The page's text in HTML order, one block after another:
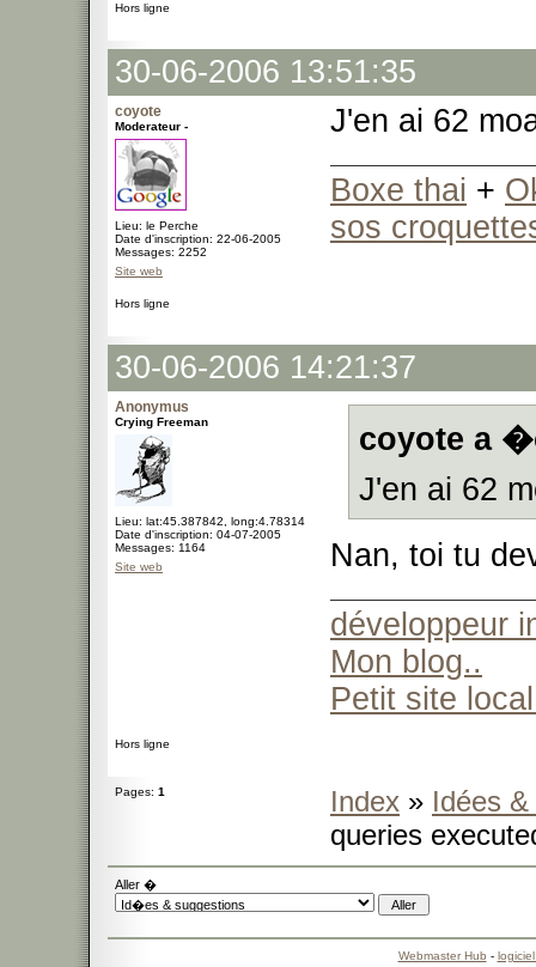
Hors ligne
30-06-2006 13:51:35
coyote
Moderateur -
Lieu: le Perche
Date d'inscription: 22-06-2005
Messages: 2252
Site web
J'en ai 62
Boxe thai +
sos
Hors ligne
30-06-2006 14:21:37
Anonymus
Crying Freeman
Lieu: lat:45.387842, long:4.78314
Date d'inscription: 04-07-2005
Messages: 1164
Site web
coyote a
J'en ai 62
Nan, toi tu
développeur
Mon blog..
Petit site
Hors ligne
Pages: 1 Index » Idées
queries
Aller �
Webmaster Hub -